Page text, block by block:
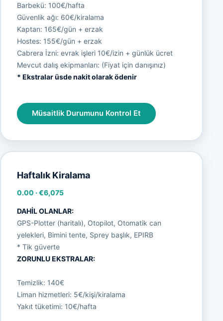
Barbekü: 100€/hafta
Güvenlik ağı: 60€/kiralama
Kaptan: 165€/gün + erzak
Hostes: 155€/gün + erzak
Cabrera İzni: evrak işleri 10€/izin + günlük ücret
Mevcut dalış ekipmanları: (Fiyat için danışınız)
* Ekstralar üsde nakit olarak ödenir
Müsaitlik Durumunu Kontrol Et
Haftalık Kiralama
0.00 ·€6,075
DAHİL OLANLAR:
GPS-Plotter (haritalı), Otopilot, Otomatik can
yelekleri, Bimini tente, Sprey başlık, EPIRB
* Tik güverte
ZORUNLU EKSTRALAR:
Temizlik: 140€
Liman hizmetleri: 5€/kişi/kiralama
Yakıt tüketimi: 10€/hafta